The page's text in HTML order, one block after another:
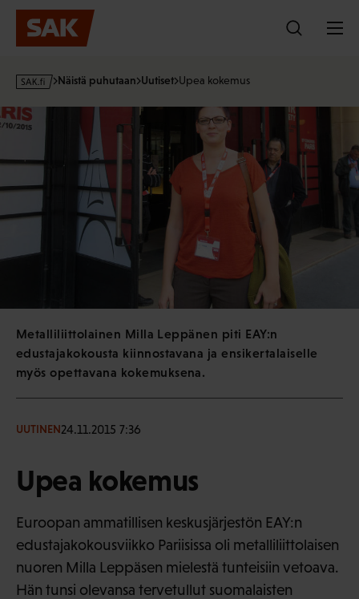
Hyppää
sisältöön
s
·
i
Näistä puhutaan Uutiset Upea kokemus
Metalliliittolainen Milla Leppänen piti EAY:n
edustajakokousta kiinnostavana ja ensikertalaiselle
myös opettavana kokemuksena.
UUTINEN24.11.2015 7:36
Upea kokemus
Euroopan ammatillisen keskusjärjestön EAY:n
edustajakokousviikko Pariisissa oli metalliliittolaisen
nuoren Milla Leppäsen mielestä tunteisiin vetoava.
Hän tunsi olevansa tervetullut suomalaisten